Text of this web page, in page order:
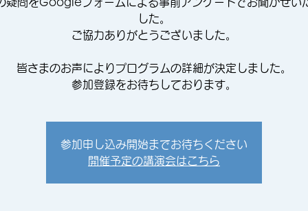
した。
ご協力ありがとうございました。
皆さまのお声によりプログラムの詳細が決定しました。
参加登録をお待ちしております。
参加申し込み開始までお待ちください
開催予定の講演会はこちら